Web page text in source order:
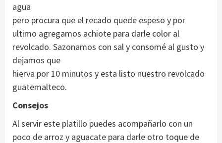
agua
pero procura que el recado quede espeso y por
ultimo agregamos achiote para darle color al
revolcado. Sazonamos con sal y consomé al gusto y
dejamos que
hierva por 10 minutos y esta listo nuestro revolcado
guatemalteco.
Consejos
Al servir este platillo puedes acompañarlo con un
poco de arroz y aguacate para darle otro toque de